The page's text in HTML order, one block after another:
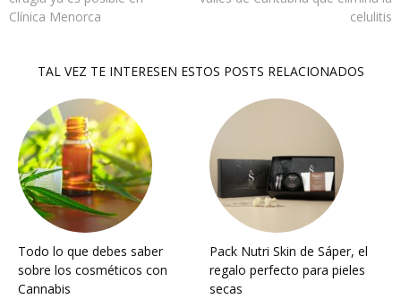
Clínica Menorca
celulitis
TAL VEZ TE INTERESEN ESTOS POSTS RELACIONADOS
Todo lo que debes saber
sobre los cosméticos con
Cannabis
Pack Nutri Skin de Sáper, el
regalo perfecto para pieles
secas